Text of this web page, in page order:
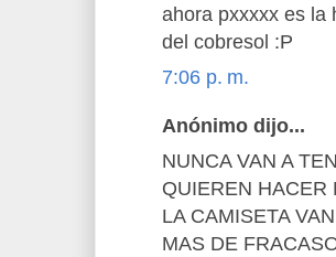
ahora pxxxxx es la
del cobresol :P
7:06 p. m.
Anónimo dijo...
NUNCA VAN A
QUIEREN HACER
LA CAMISETA
MAS DE